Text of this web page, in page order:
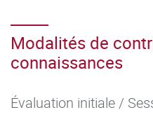
Modalités de
connaissances
Évaluation initiale /